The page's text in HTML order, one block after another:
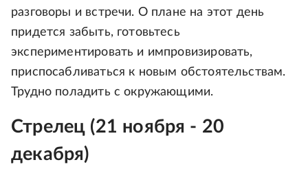
разговоры и встречи. О плане на этот день
придется забыть, готовьтесь
экспериментировать и импровизировать,
приспосабливаться к новым обстоятельствам.
Трудно поладить с окружающими.
Стрелец (21 ноября - 20
декабря)